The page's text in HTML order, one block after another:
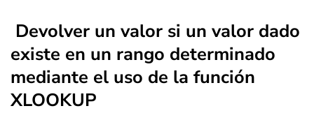
Devolver un valor si un valor dado
existe en un rango determinado
mediante el uso de la función
XLOOKUP